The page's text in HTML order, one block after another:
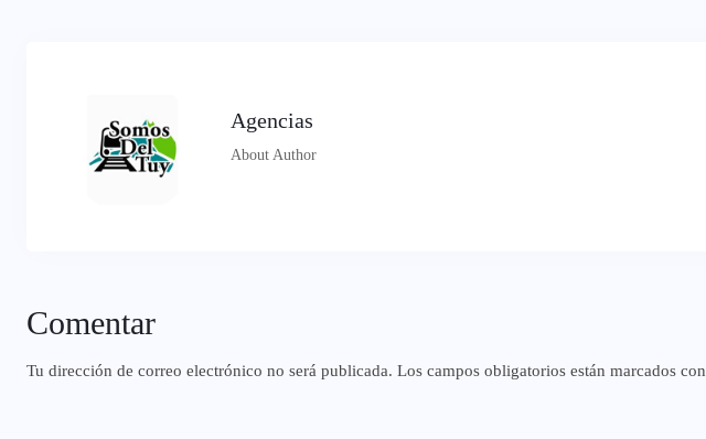
Agencias
About Author
Comentar
Tu dirección de correo electrónico no será publicada. Los campos obligatorios están marcados con